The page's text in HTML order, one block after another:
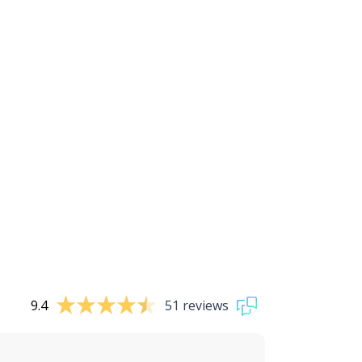
9.4 51 reviews